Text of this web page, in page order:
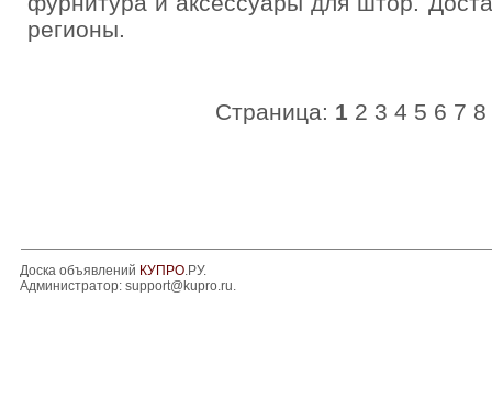
регионы.
Страница: 1 2 3 4 5 6 7 8
Доска объявлений КУПРО.РУ.
Администратор: support@kupro.ru.